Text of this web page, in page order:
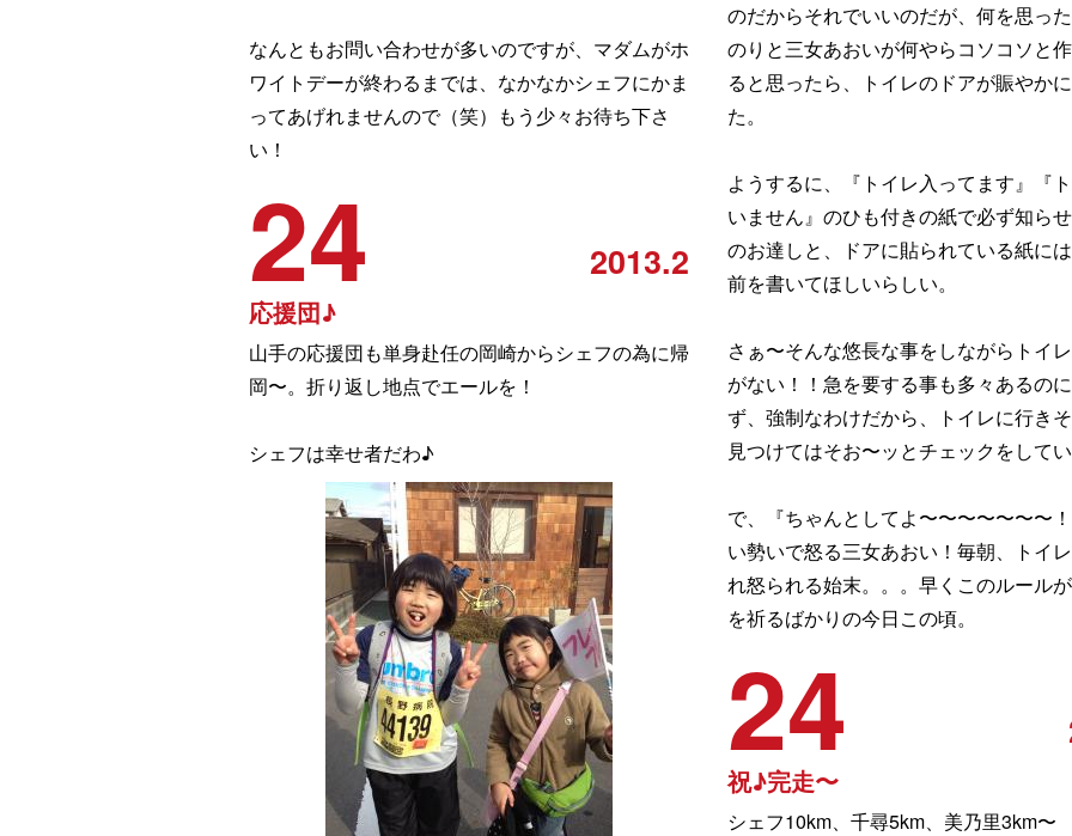
なんともお問い合わせが多いのですが、マダムがホ
ワイトデーが終わるまでは、なかなかシェフにかま
ってあげれませんので（笑）もう少々お待ち下さ
い！
応援団♪
2013.2
24
山手の応援団も単身赴任の岡崎からシェフの為に帰
岡〜。折り返し地点でエールを！
シェフは幸せ者だわ♪
のだからそれでいいのだが、何を思っ
のりと三女あおいが何やらコソコソと
ると思ったら、トイレのドアが賑やか
た。
ようするに、『トイレ入ってます』『
いません』のひも付きの紙で必ず知ら
のお達しと、ドアに貼られている紙に
前を書いてほしいらしい。
さぁ〜そんな悠長な事をしながらトイ
がない！！急を要する事も多々あるの
ず、強制なわけだから、トイレに行き
見つけてはそお〜ッとチェックをしてい
で、『ちゃんとしてよ〜〜〜〜〜〜〜
い勢いで怒る三女あおい！毎朝、トイ
れ怒られる始末。。。早くこのルール
を祈るばかりの今日この頃。
祝♪完走〜
24
シェフ10km、千尋5km、美乃里3km〜